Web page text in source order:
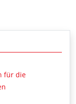
für die